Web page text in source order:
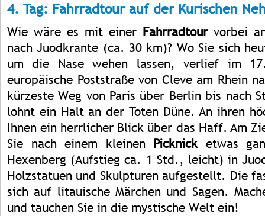
4. Tag: Fahrradtour auf der Kurischen
Wie wäre es mit einer Fahrradtourvorbei
nach Juodkrante (ca. 30 km)? Wo Sie sich
um die Nase wehen lassen, verlief im
europäische Poststraße von Cleve am Rhein
kürzeste Weg von Paris über Berlin bis nach
lohnt ein Halt an der Toten Düne. An ihren
Ihnen ein herrlicher Blick über das Haff. Am
Sie nach einem kleinen Picknicketwas
Hexenberg (Aufstieg ca. 1 Std., leicht) in
Holzstatuen und Skulpturen aufgestellt. Die
sich auf litauische Märchen und Sagen.
und tauchen Sie in die mystische Welt ein!